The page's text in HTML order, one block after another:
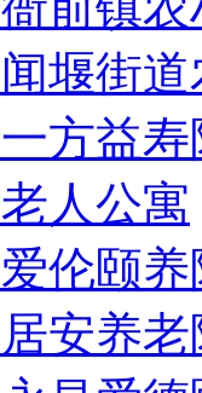
堰街
方益寿
人公寓
伦颐养
安养老